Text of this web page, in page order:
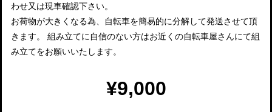
わせ又は現車確認下さい。
お荷物が大きくなる為、自転車を簡易的に分解して発送させて頂
きます。 組み立てに自信のない方はお近くの自転車屋さんにて組
み立てをお願いいたします。
¥9,000